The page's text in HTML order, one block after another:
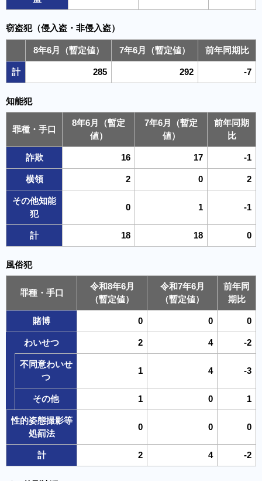
窃盗犯（侵入盗・非侵入盗）
8年6月（暫定値） 7年6月（暫定値） 前年同期比
計 285 292 -7
知能犯
罪種・手口
8年6月（暫定
値）
7年6月（暫定
値）
前年同期
比
詐欺 16 17 -1
横領 2 0 2
その他知能
犯
0 1 -1
計 18 18 0
風俗犯
罪種・手口
令和8年6月
（暫定値）
令和7年6月
（暫定値）
前年同
期比
賭博 0 0 0
わいせつ 2 4 -2
不同意わいせ
つ
1 4 -3
その他 1 0 1
性的姿態撮影等
処罰法
0 0 0
計 2 4 -2